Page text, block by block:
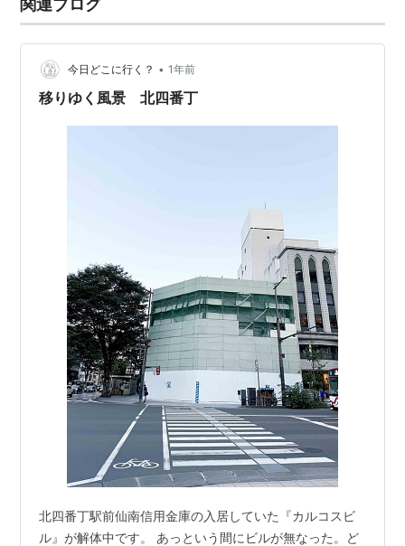
関連ブログ
今日どこに行く？ • 1年前
移りゆく風景 北四番丁
北四番丁駅前仙南信用金庫の入居していた『カルコスビ
ル』が解体中です。 あっという間にビルが無なった。ど